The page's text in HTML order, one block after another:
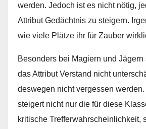
werden. Jedoch ist es nicht nötig,
Attribut Gedächtnis zu steigern.
wie viele Plätze ihr für Zauber
Besonders bei Magiern und
das Attribut Verstand nicht
deswegen nicht vergessen
steigert nicht nur die für diese
kritische Trefferwahrscheinlichkeit,